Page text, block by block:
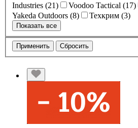
Industries (21)
Voodoo Tactical (17)
Yakeda Outdoors (8)
Техкрим (3)
Показать все
Применить Сбросить